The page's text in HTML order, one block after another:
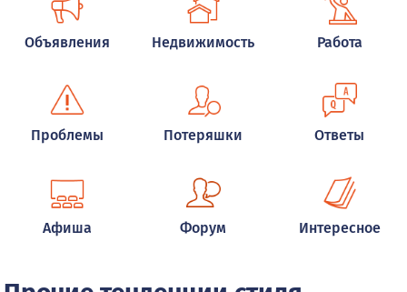
Объявления Недвижимость Работа
Проблемы Потеряшки Ответы
Афиша Форум Интересное